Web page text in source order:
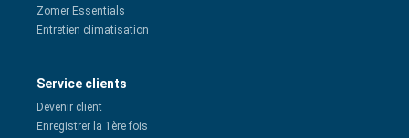
Zomer Essentials
Entretien climatisation
Service clients
Devenir client
Enregistrer la 1ère fois